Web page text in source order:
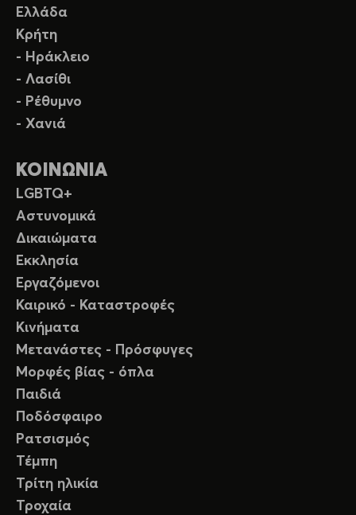
Ελλάδα
Κρήτη
- Ηράκλειο
- Λασίθι
- Ρέθυμνο
- Χανιά
ΚΟΙΝΩΝΙΑ
LGBTQ+
Αστυνομικά
Δικαιώματα
Εκκλησία
Εργαζόμενοι
Καιρικό - Καταστροφές
Κινήματα
Μετανάστες - Πρόσφυγες
Μορφές βίας - όπλα
Παιδιά
Ποδόσφαιρο
Ρατσισμός
Τέμπη
Τρίτη ηλικία
Τροχαία